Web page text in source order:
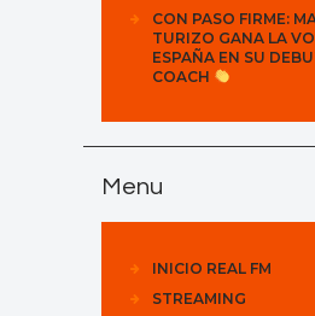
CON PASO FIRME:
TURIZO GANA LA
ESPAÑA EN SU
COACH
Menu
INICIO REAL FM
STREAMING